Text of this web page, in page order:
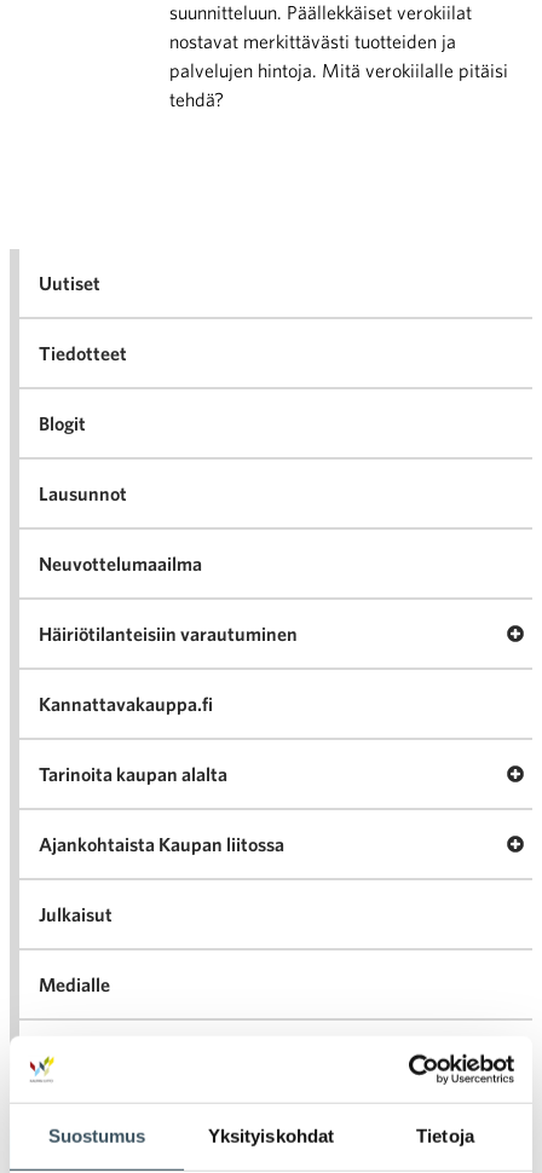
Suostumus Yksityiskohdat Tietoja
suunnitteluun. Päällekkäiset verokiilat
nostavat merkittävästi tuotteiden ja
palvelujen hintoja. Mitä verokiilalle pitäisi
tehdä?
Uutiset
Tiedotteet
Blogit
Lausunnot
Neuvottelumaailma
Häiriötilanteisiin varautuminen
Kannattavakauppa.fi
Tarinoita kaupan alalta
Ajankohtaista Kaupan liitossa
Julkaisut
Medialle
Seuraa toimintaamme